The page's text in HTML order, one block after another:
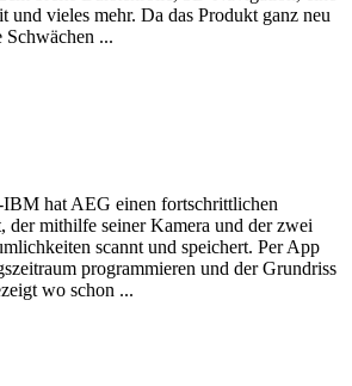
und vieles mehr. Da das Produkt ganz neu
Schwächen ...
hat AEG einen fortschrittlichen
der mithilfe seiner Kamera und der zwei
scannt und speichert. Per App
programmieren und der Grundriss
wo schon ...